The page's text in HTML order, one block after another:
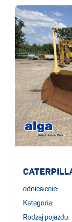
odniesienie:
Kategoria:
Rodzaj pojazdu: